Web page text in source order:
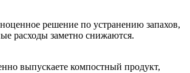
решение по устранению запахов,
расходы заметно снижаются.
выпускаете компостный продукт,